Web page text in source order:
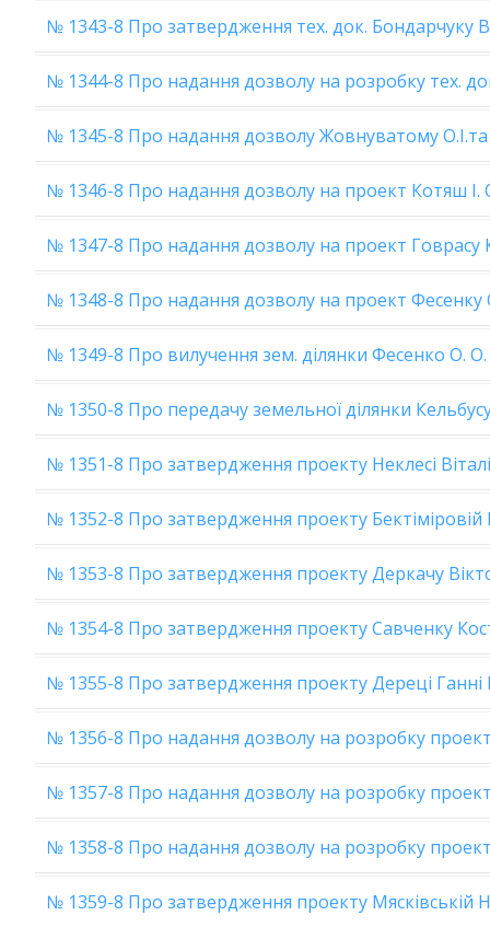
№ 1343-8 Про затвердження тех. док. Бондарчуку
№ 1344-8 Про надання дозволу на розробку тех.
№ 1345-8 Про надання дозволу Жовнуватому О.І.та
№ 1346-8 Про надання дозволу на проект Котяш І.
№ 1347-8 Про надання дозволу на проект Говрасу
№ 1348-8 Про надання дозволу на проект Фесенку
№ 1349-8 Про вилучення зем. ділянки Фесенко О. О.
№ 1350-8 Про передачу земельної ділянки
№ 1351-8 Про затвердження проекту Неклесі
№ 1352-8 Про затвердження проекту Бектіміровій
№ 1353-8 Про затвердження проекту Деркачу
№ 1354-8 Про затвердження проекту Савченку
№ 1355-8 Про затвердження проекту Дереці Ганні
№ 1356-8 Про надання дозволу на розробку
№ 1357-8 Про надання дозволу на розробку
№ 1358-8 Про надання дозволу на розробку
№ 1359-8 Про затвердження проекту Мясківській